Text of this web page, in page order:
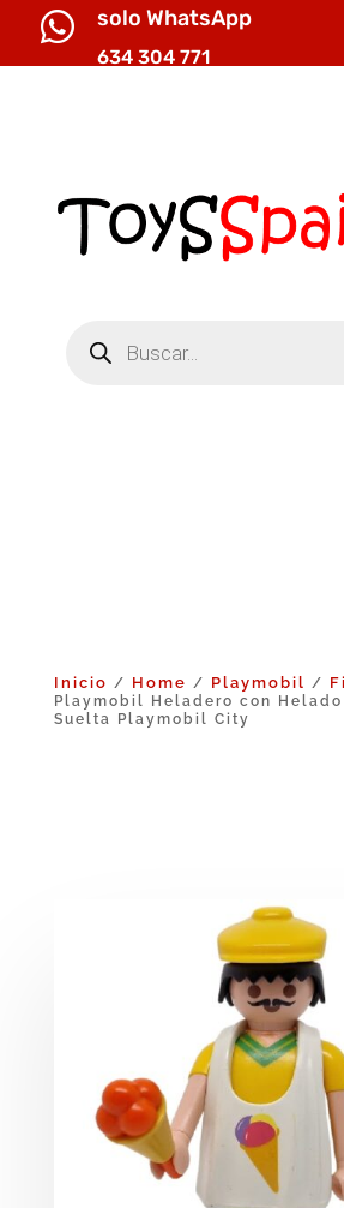
 solo WhatsApp
634 304 771
productos
Inicio / Home / Playmobil /
Playmobil Heladero con
Suelta Playmobil City